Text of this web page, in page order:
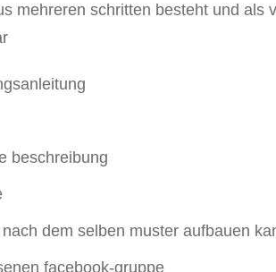
mehreren schritten besteht und als
beschreibung
dem selben muster aufbauen
facebook-gruppe